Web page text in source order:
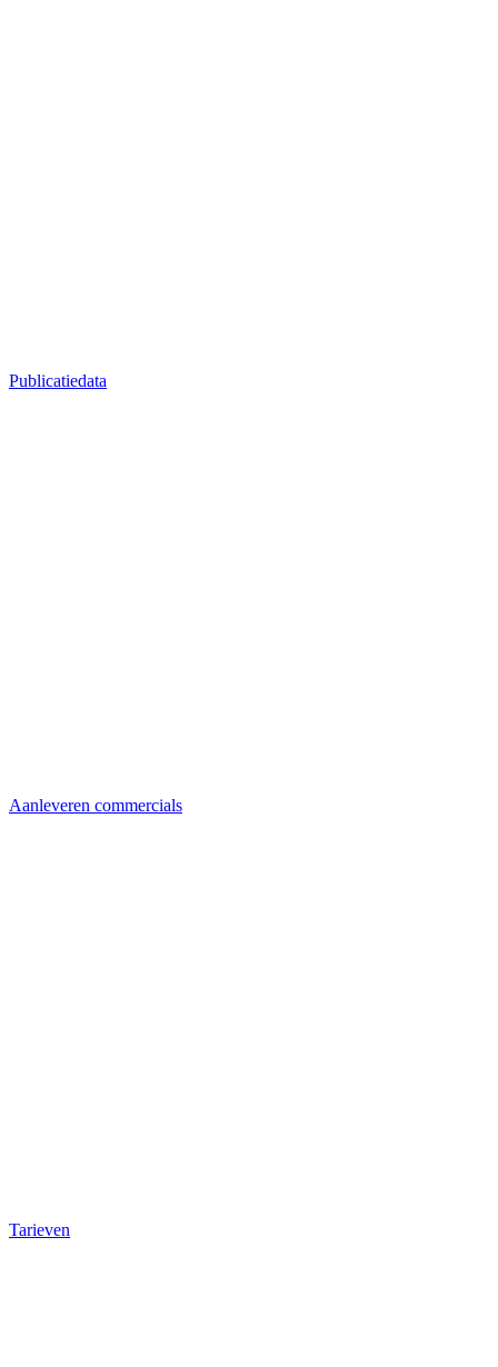
Publicatiedata
Aanleveren commercials
Tarieven